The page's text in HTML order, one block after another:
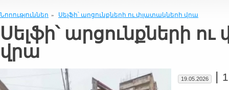
Նորություններ » Սելֆի՝ արցունքների ու փլատակների վրա
Սելֆի՝ արցունքների
վրա
19.05.2026